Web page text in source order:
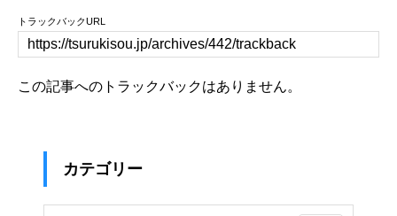
トラックバックURL
この記事へのトラックバックはありません。
カテゴリー